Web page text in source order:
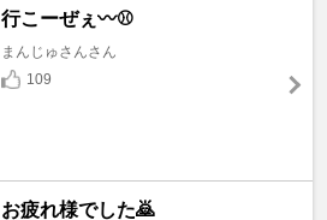
行こーぜぇ〰️⚾
まんじゅさんさん
109
お疲れ様でした🙇